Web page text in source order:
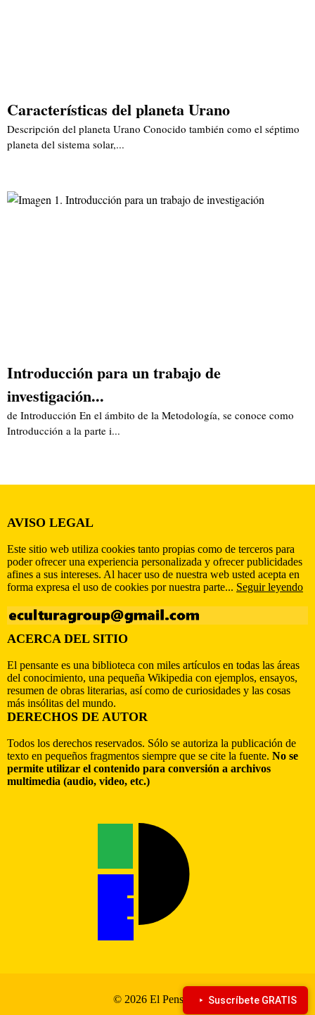
Características del planeta Urano
Descripción del planeta Urano Conocido también como el séptimo
planeta del sistema solar,...
Introducción para un trabajo de
investigación...
de Introducción En el ámbito de la Metodología, se conoce como
Introducción a la parte i...
AVISO LEGAL
Este sitio web utiliza cookies tanto propias como de terceros para
poder ofrecer una experiencia personalizada y ofrecer publicidades
afines a sus intereses. Al hacer uso de nuestra web usted acepta en
forma expresa el uso de cookies por nuestra parte... Seguir leyendo
ACERCA DEL SITIO
El pensante es una biblioteca con miles artículos en todas las áreas
del conocimiento, una pequeña Wikipedia con ejemplos, ensayos,
resumen de obras literarias, así como de curiosidades y las cosas
más insólitas del mundo.
DERECHOS DE AUTOR
Todos los derechos reservados. Sólo se autoriza la publicación de
texto en pequeños fragmentos siempre que se cite la fuente. No se
permite utilizar el contenido para conversión a archivos
multimedia (audio, video, etc.)
© 2026 El Pensante Suscríbete GRATIS